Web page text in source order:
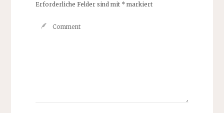
Erforderliche Felder sind mit *markiert